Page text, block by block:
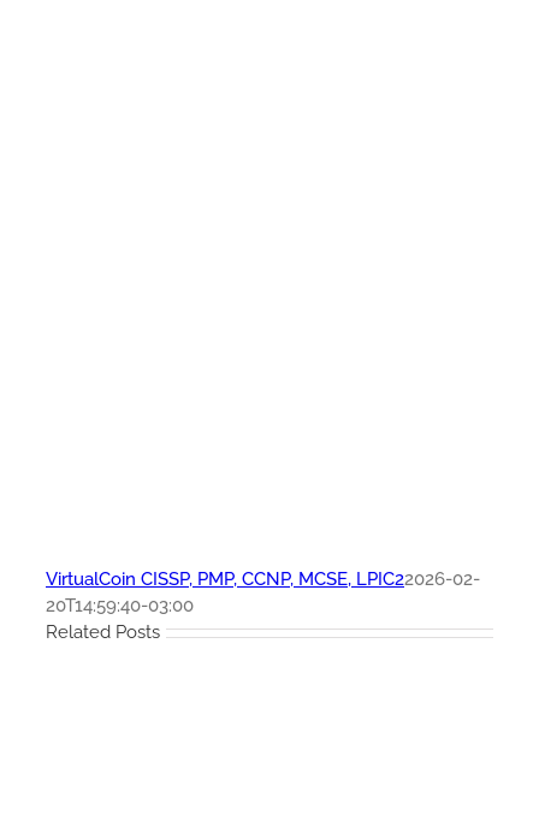
VirtualCoin CISSP, PMP, CCNP, MCSE, LPIC22026-02-
20T14:59:40-03:00
Related Posts